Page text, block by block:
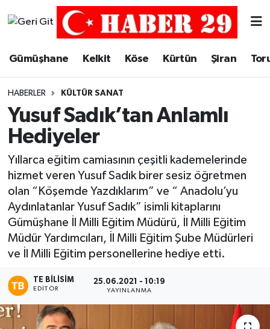
Gümüşhane Kelkit Köse Kürtün Şiran
HABERLER KÜLTÜR SANAT
Yusuf Sadık’tan Anlamlı
Hediyeler
Yıllarca eğitim camiasının çeşitli kademelerinde
hizmet veren Yusuf Sadık birer sesiz öğretmen
olan “Köşemde Yazdıklarım” ve “ Anadolu’yu
Aydınlatanlar Yusuf Sadık” isimli kitaplarını
Gümüşhane İl Milli Eğitim Müdürü, İl Milli Eğitim
Müdür Yardımcıları, İl Milli Eğitim Şube Müdürleri
ve İl Milli Eğitim personellerine hediye etti.
TE BILISIM
EDITÖR
25.06.2021 - 10:19
YAYINLANMA
Merkez Trafik Yoğunluk Haritası
Süper Lig Puan Durumu ve Fikstür
Tüm Manşetler
Son Dakika Haberleri
Haber Arşivi